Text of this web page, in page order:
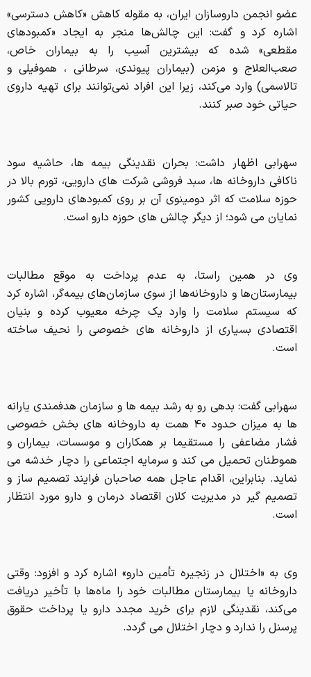
عضو انجمن داروسازان ایران، به مقوله کاهش «کاهش دسترسی»
اشاره کرد و گفت: این چالش‌ها منجر به ایجاد «کمبودهای
مقطعی» شده که بیشترین آسیب را به بیماران خاص،
صعب‌العلاج و مزمن (بیماران پیوندی، سرطانی ، هموفیلی و
تالاسمی) وارد می‌کند، زیرا این افراد نمی‌توانند برای تهیه داروی
حیاتی خود صبر کنند.
سهرابی اظهار داشت: بحران نقدینگی بیمه ها، حاشیه سود
ناکافی داروخانه ها، سبد فروشی شرکت های دارویی، تورم بالا در
حوزه سلامت که اثر دومینوی آن بر روی کمبودهای دارویی کشور
نمایان می شود؛ از دیگر چالش های حوزه دارو است.
وی در همین راستا، به عدم پرداخت به‌ موقع مطالبات
بیمارستان‌ها و داروخانه‌ها از سوی سازمان‌های بیمه‌گر، اشاره کرد
که سیستم سلامت را وارد یک چرخه معیوب کرده و بنیان
اقتصادی بسیاری از داروخانه های خصوصی را نحیف ساخته
است.
سهرابی گفت: بدهی رو به رشد بیمه ها و سازمان هدفمندی یارانه
ها به میزان حدود ۴۰ همت به داروخانه های بخش خصوصی
فشار مضاعفی را مستقیما بر همکاران و موسسات، بیماران و
هموطنان تحمیل می کند و سرمایه اجتماعی را دچار خدشه می
نماید. بنابراین، اقدام عاجل همه صاحبان فرایند تصمیم ساز و
تصمیم گیر در مدیریت کلان اقتصاد درمان و دارو مورد انتظار
است.
وی به «اختلال در زنجیره تأمین دارو» اشاره کرد و افزود: وقتی
داروخانه یا بیمارستان مطالبات خود را ماه‌ها با تأخیر دریافت
می‌کند، نقدینگی لازم برای خرید مجدد دارو یا پرداخت حقوق
پرسنل را ندارد و دچار اختلال می گردد.